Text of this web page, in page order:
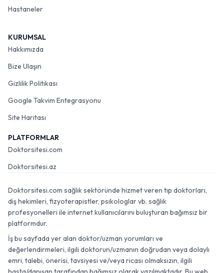
Hastaneler
KURUMSAL
Hakkımızda
Bize Ulaşın
Gizlilik Politikası
Google Takvim Entegrasyonu
Site Haritası
PLATFORMLAR
Doktorsitesi.com
Doktorsitesi.az
Doktorsitesi.com sağlık sektöründe hizmet veren tıp doktorları,
diş hekimleri, fizyoterapistler, psikologlar vb. sağlık
profesyonelleri ile internet kullanıcılarını buluşturan bağımsız bir
platformdur.
İş bu sayfada yer alan doktor/uzman yorumları ve
değerlendirmeleri, ilgili doktorun/uzmanın doğrudan veya dolaylı
emri, talebi, önerisi, tavsiyesi ve/veya ricası olmaksızın, ilgili